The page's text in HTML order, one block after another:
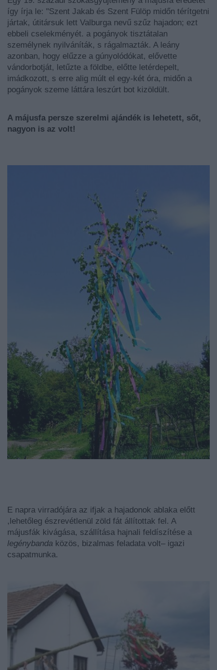
így írja le: "Szent Jakab és Szent Fülöp midőn térítgetni
jártak, útitársuk lett Valburga nevű szűz hajadon; ezt
ebbeli cselekményét. a pogányok tisztátalan
személynek nyilváníták, s rágalmazták. A leány
azonban, hogy elűzze a gúnyolódókat, elővette
vándorbotját, letűzte a földbe, előtte letérdepelt,
imádkozott, s erre alig múlt el egy-két óra, midőn a
pogányok szeme láttára leszúrt bot kizöldült.
A májusfa persze szerelmi ajándék is lehetett, sőt,
nagyon is az volt!
E napra virradójára az ifjak a hajadonok ablaka előtt
,lehetőleg észrevétlenül zöld fát állítottak fel. A
májusfák kivágása, szállítása hajnali feldíszítése a
legénybanda közös, bizalmas feladata volt– igazi
csapatmunka.